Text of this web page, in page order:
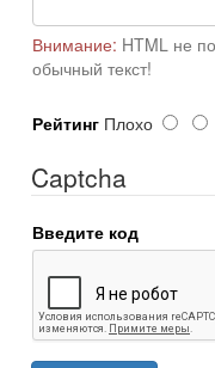
Внимание: HTML не
обычный текст!
Рейтинг Плохо
Captcha
Введите код